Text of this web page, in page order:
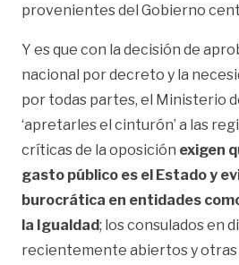
provenientes del Gobierno
Y es que con la decisión de
nacional por decreto y la
por todas partes, el Ministerio
‘apretarles el cinturón’ a las
críticas de la oposición exigen
gasto público es el Estado y
burocrática en entidades
la Igualdad; los consulados en
recientemente abiertos y otras